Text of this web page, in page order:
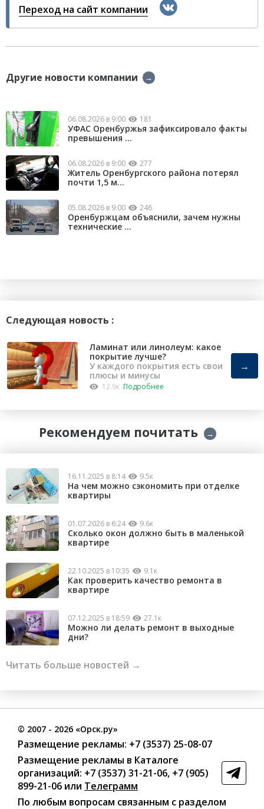
Переход на сайт компании
Другие новости компании →
06.08.2026 в 9:00 181
УФАС Оренбуржья зафиксировало факты
превышения ...
06.08.2026 в 9:00 277
Житель Оренбургского района потерял
почти 1,5 м...
05.08.2026 в 9:00 246
Оренбуржцам объяснили, зачем нужны
технические ...
Следующая новость :
Ламинат или линолеум: какое
покрытие лучше?
У каждого покрытия есть свои
плюсы и минусы
12.9к Подробнее
→
Рекомендуем почитать →
16.11.2025 в 8:14 9.5к
На чем можно сэкономить при отделке
квартиры
01.07.2026 в 6:24 9.6к
Сколько окон должно быть в маленькой
квартире
22.10.2025 в 10:35 9.1к
Как проверить качество ремонта в
квартире
07.12.2025 в 18:59 27.1к
Можно ли делать ремонт в выходные
дни?
Читать больше новостей →
© 2007 - 2026 «Орск.ру»
Размещение рекламы: +7 (3537) 25-08-07
Размещение рекламы в Каталоге
организаций: +7 (3537) 31-21-06, +7 (905)
899-21-06 или Телеграмм
По любым вопросам связанным с разделом